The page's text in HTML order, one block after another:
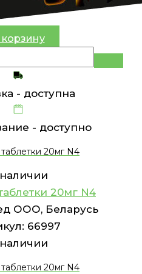
корзину
- доступна
- доступно
20мг N4
20мг N4
ООО, Беларусь
66997
20мг N4